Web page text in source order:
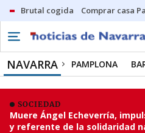
Brutal cogida Comprar casa
NAVARRA PAMPLONA
SOCIEDAD
Muere Ángel Echeverría,
y referente de la solidaridad